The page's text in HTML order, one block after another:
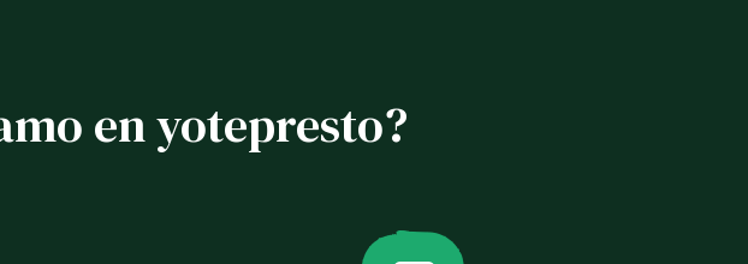
en yotepresto?